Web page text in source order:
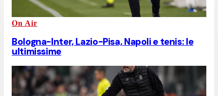
On Air
Bologna-Inter, Lazio-Pisa, Napoli e tenis: le
ultimissime